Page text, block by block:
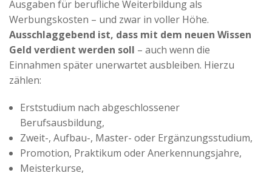
Ausgaben für berufliche Weiterbildung als
Werbungskosten – und zwar in voller Höhe.
Ausschlaggebend ist, dass mit dem neuen Wissen
Geld verdient werden soll – auch wenn die
Einnahmen später unerwartet ausbleiben. Hierzu
zählen:
Erststudium nach abgeschlossener
Berufsausbildung,
Zweit-, Aufbau-, Master- oder Ergänzungsstudium,
Promotion, Praktikum oder Anerkennungsjahre,
Meisterkurse,